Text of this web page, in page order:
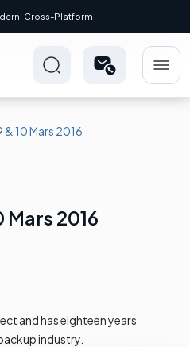
Cross-Platform
& 10 Mars 2016
Mars 2016
and has eighteen years
industry.